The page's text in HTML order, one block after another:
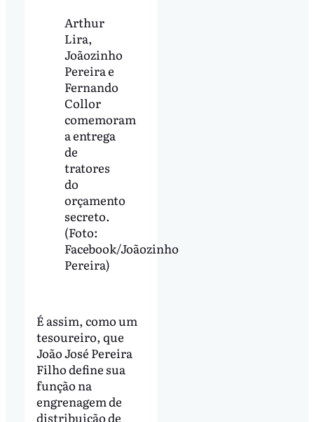
Arthur
Lira,
Joãozinho
Pereira e
Fernando
Collor
comemoram
a entrega
de
tratores
do
orçamento
secreto.
(Foto:
Facebook/Joãozinho
Pereira)
É assim, como um
tesoureiro, que
João José Pereira
Filho define sua
função na
engrenagem de
distribuição de